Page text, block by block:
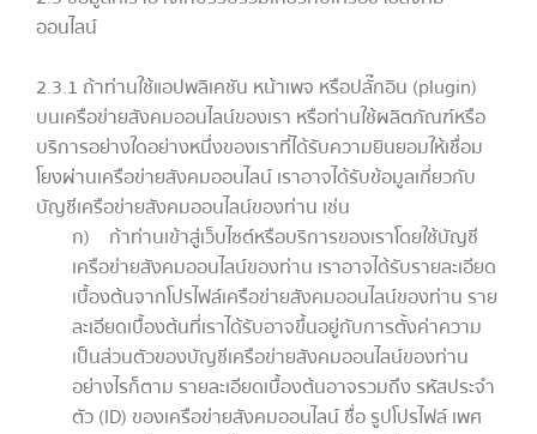
ออนไลน์
2.3.1 ถ้าท่านใช้แอปพลิเคชัน หน้าเพจ หรือปลั๊กอิน (plugin)
บนเครือข่ายสังคมออนไลน์ของเรา หรือท่านใช้ผลิตภัณฑ์หรือ
บริการอย่างใดอย่างหนึ่งของเราที่ได้รับความยินยอมให้เชื่อม
โยงผ่านเครือข่ายสังคมออนไลน์ เราอาจได้รับข้อมูลเกี่ยวกับ
บัญชีเครือข่ายสังคมออนไลน์ของท่าน เช่น
ก) ก้าท่านเข้าสู่เว็บไซต์หรือบริการของเราโดยใช้บัญชี
เครือข่ายสังคมออนไลน์ของท่าน เราอาจได้รับรายละเอียด
เบื้องต้นจากโปรไฟล์เครือข่ายสังคมออนไลน์ของท่าน ราย
ละเอียดเบื้องต้นที่เราได้รับอาจขึ้นอยู่กับการตั้งค่าความ
เป็นส่วนตัวของบัญชีเครือข่ายสังคมออนไลน์ของท่าน
อย่างไรก็ตาม รายละเอียดเบื้องต้นอาจรวมถึง รหัสประจำ
ตัว (ID) ของเครือข่ายสังคมออนไลน์ ชื่อ รูปโปรไฟล์ เพศ